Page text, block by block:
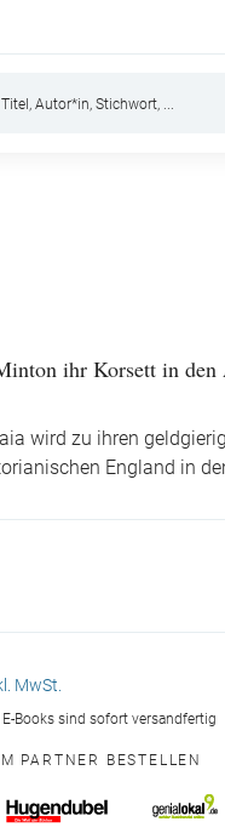
ihr Korsett in den
wird zu ihren
England in
MwSt.
E-Books sind sofort versandfertig
PARTNER BESTELLEN